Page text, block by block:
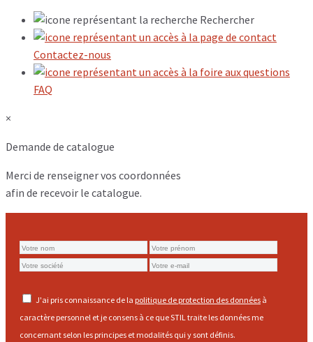
Rechercher
Contactez-nous
FAQ
×
Demande de catalogue
Merci de renseigner vos coordonnées
afin de recevoir le catalogue.
J'ai pris connaissance de la politique de protection des données à
caractère personnel et je consens à ce que STIL traite les données me
concernant selon les principes et modalités qui y sont définis.